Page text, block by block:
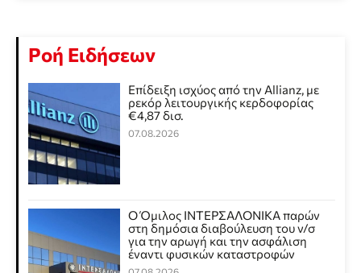
Ροή Ειδήσεων
Επίδειξη ισχύος από την Allianz, με
ρεκόρ λειτουργικής κερδοφορίας
€4,87 δισ.
07.08.2026
Ο Όμιλος ΙΝΤΕΡΣΑΛΟΝΙΚΑ παρών
στη δημόσια διαβούλευση του ν/σ
για την αρωγή και την ασφάλιση
έναντι φυσικών καταστροφών